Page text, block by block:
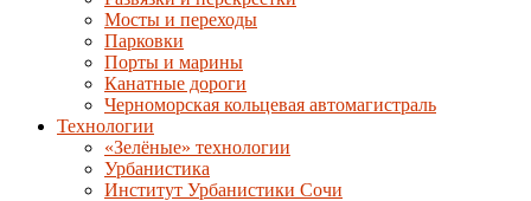
Мосты и переходы
Парковки
Порты и марины
Канатные дороги
Черноморская кольцевая автомагистраль
Технологии
«Зелёные» технологии
Урбанистика
Институт Урбанистики Сочи